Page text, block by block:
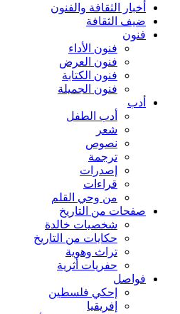
أخبار الثقافة والفنون
ضيف الثقافة
فنون
فنون الأداء
فنون العرض
فنون الكتابة
فنون الجميلة
أدب
أدب الطفل
شعر
نصوص
ترجمة
إصدرات
قراءات
من وحي القلم
صفحات من التاريخ
شخصيات خالدة
حكايات من التاريخ
تراث وهوية
حفريات أثرية
فواصل
إحكي فلسطين
إفريقيا